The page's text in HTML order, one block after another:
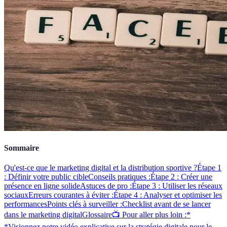
Sommaire
Qu'est-ce que le marketing digital et la distribution sportive ?Étape 1
: Définir votre public cibleConseils pratiques :Étape 2 : Créer une
présence en ligne solideAstuces de pro :Étape 3 : Utiliser les réseaux
sociauxErreurs courantes à éviter :Étape 4 : Analyser et optimiser les
performancesPoints clés à surveiller :Checklist avant de se lancer
dans le marketing digitalGlossaire📺 Pour aller plus loin :*